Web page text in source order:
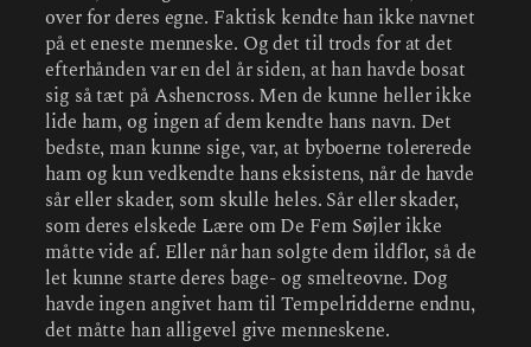
over for deres egne. Faktisk kendte han ikke navnet
på et eneste menneske. Og det til trods for at det
efterhånden var en del år siden, at han havde bosat
sig så tæt på Ashencross. Men de kunne heller ikke
lide ham, og ingen af dem kendte hans navn. Det
bedste, man kunne sige, var, at byboerne tolererede
ham og kun vedkendte hans eksistens, når de havde
sår eller skader, som skulle heles. Sår eller skader,
som deres elskede Lære om De Fem Søjler ikke
måtte vide af. Eller når han solgte dem ildflor, så de
let kunne starte deres bage- og smelteovne. Dog
havde ingen angivet ham til Tempelridderne endnu,
det måtte han alligevel give menneskene.